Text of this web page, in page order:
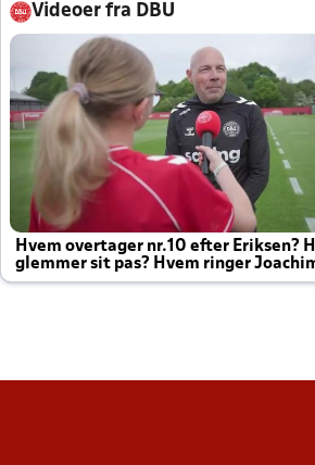
Videoer fra DBU
Hvem overtager nr.10 efter Eriksen?
glemmer sit pas? Hvem ringer
altid til efter kampe?